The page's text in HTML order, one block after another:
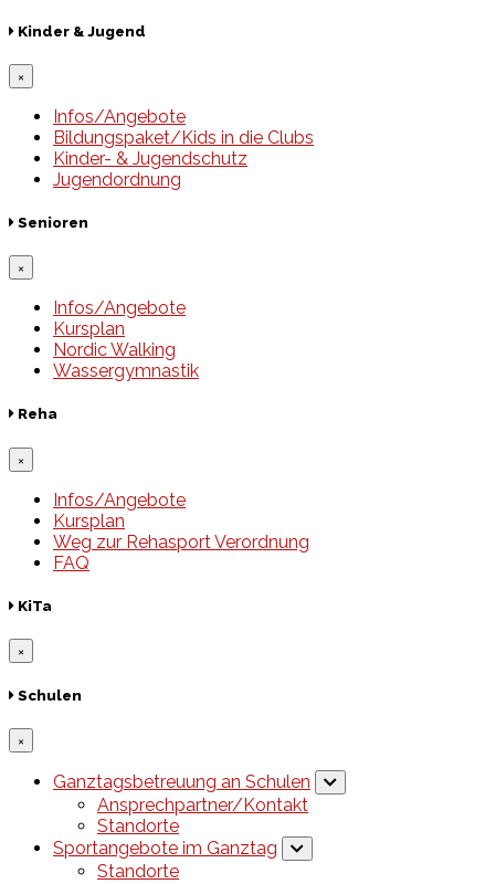
Kinder & Jugend
×
Infos/Angebote
Bildungspaket/Kids in die Clubs
Kinder- & Jugendschutz
Jugendordnung
Senioren
×
Infos/Angebote
Kursplan
Nordic Walking
Wassergymnastik
Reha
×
Infos/Angebote
Kursplan
Weg zur Rehasport Verordnung
FAQ
KiTa
×
Schulen
×
Ganztagsbetreuung an Schulen
Ansprechpartner/Kontakt
Standorte
Sportangebote im Ganztag
Standorte